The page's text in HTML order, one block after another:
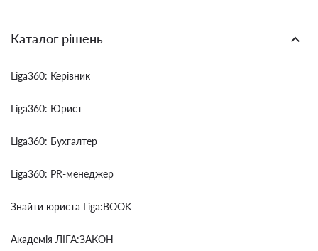
Каталог рішень
Liga360: Керівник
Liga360: Юрист
Liga360: Бухгалтер
Liga360: PR-менеджер
Знайти юриста Liga:BOOK
Академія ЛІГА:ЗАКОН